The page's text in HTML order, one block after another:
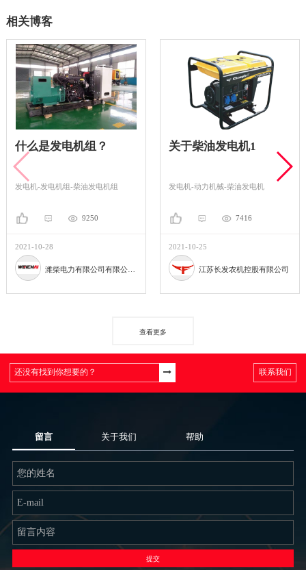
相关博客
什么是发电机组？
发电机-发电机组-柴油发电机组
9250
2021-10-28
潍柴电力有限公司有限公司。
关于柴油发电机1
发电机-动力机械-柴油发电机
7416
2021-10-25
江苏长发农机控股有限公司
查看更多
联系我们
留言 关于我们 帮助
提交